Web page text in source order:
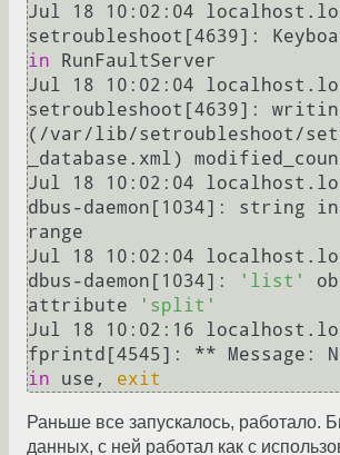
Jul 18 10:02:04
in RunFaultServer
Jul 18 10:02:04
setroubleshoot[4639]:
(/var/lib/setroubleshoot/
_database.xml)
Jul 18 10:02:04
dbus-daemon[1034]: string
range
Jul 18 10:02:04
dbus-daemon[1034]:
'list'
attribute
'split'
Jul 18 10:02:16
in use, exit
Раньше все запускалось, работало.
данных, с ней работал как с